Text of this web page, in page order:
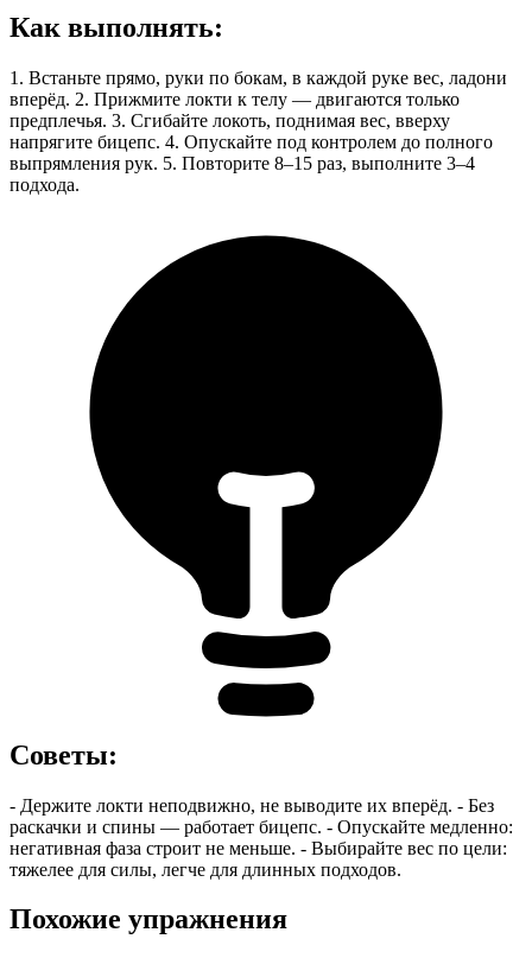
Как выполнять:
1. Встаньте прямо, руки по бокам, в каждой руке вес, ладони
вперёд. 2. Прижмите локти к телу — двигаются только
предплечья. 3. Сгибайте локоть, поднимая вес, вверху
напрягите бицепс. 4. Опускайте под контролем до полного
выпрямления рук. 5. Повторите 8–15 раз, выполните 3–4
подхода.
Советы:
- Держите локти неподвижно, не выводите их вперёд. - Без
раскачки и спины — работает бицепс. - Опускайте медленно:
негативная фаза строит не меньше. - Выбирайте вес по цели:
тяжелее для силы, легче для длинных подходов.
Похожие упражнения